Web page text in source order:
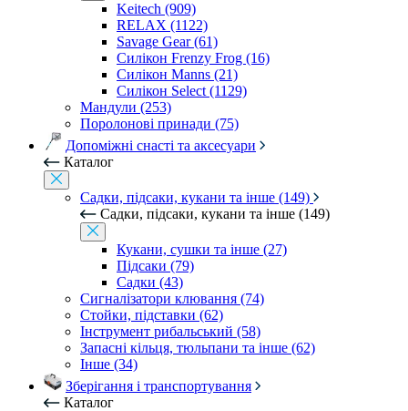
Keitech (909)
RELAX (1122)
Savage Gear (61)
Силікон Frenzy Frog (16)
Силікон Manns (21)
Силікон Select (1129)
Мандули (253)
Поролонові принади (75)
Допоміжні снасті та аксесуари
Каталог
Садки, підсаки, кукани та інше (149)
Садки, підсаки, кукани та інше (149)
Кукани, сушки та інше (27)
Підсаки (79)
Садки (43)
Сигналізатори клювання (74)
Стойки, підставки (62)
Інструмент рибальський (58)
Запасні кільця, тюльпани та інше (62)
Інше (34)
Зберігання і транспортування
Каталог